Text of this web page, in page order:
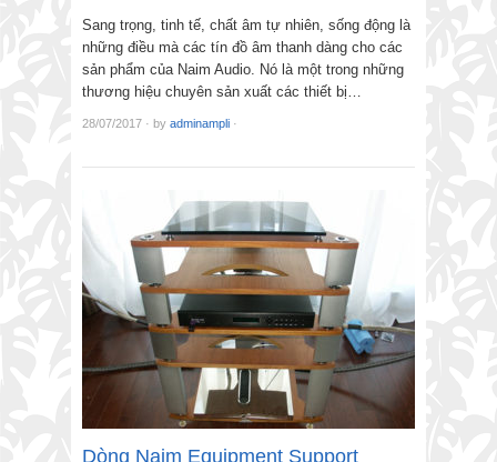
Sang trọng, tinh tế, chất âm tự nhiên, sống động là
những điều mà các tín đồ âm thanh dàng cho các
sản phẩm của Naim Audio. Nó là một trong những
thương hiệu chuyên sản xuất các thiết bị…
28/07/2017 · by adminampli ·
Dòng Naim Equipment Support